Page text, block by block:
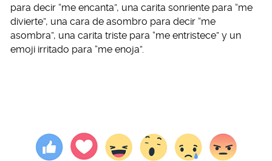
para decir “me encanta”, una carita sonriente para “me
divierte”, una cara de asombro para decir “me
asombra”, una carita triste para “me entristece” y un
emoji irritado para “me enoja”.